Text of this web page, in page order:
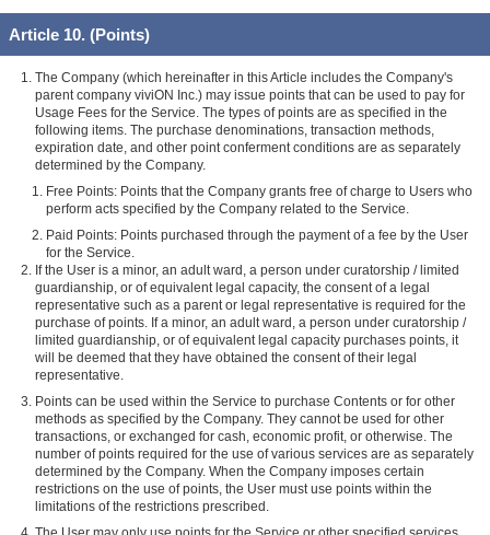
Article 10. (Points)
The Company (which hereinafter in this Article includes the Company's
parent company viviON Inc.) may issue points that can be used to pay for
Usage Fees for the Service. The types of points are as specified in the
following items. The purchase denominations, transaction methods,
expiration date, and other point conferment conditions are as separately
determined by the Company.
Free Points: Points that the Company grants free of charge to Users who
perform acts specified by the Company related to the Service.
Paid Points: Points purchased through the payment of a fee by the User
for the Service.
If the User is a minor, an adult ward, a person under curatorship / limited
guardianship, or of equivalent legal capacity, the consent of a legal
representative such as a parent or legal representative is required for the
purchase of points. If a minor, an adult ward, a person under curatorship /
limited guardianship, or of equivalent legal capacity purchases points, it
will be deemed that they have obtained the consent of their legal
representative.
Points can be used within the Service to purchase Contents or for other
methods as specified by the Company. They cannot be used for other
transactions, or exchanged for cash, economic profit, or otherwise. The
number of points required for the use of various services are as separately
determined by the Company. When the Company imposes certain
restrictions on the use of points, the User must use points within the
limitations of the restrictions prescribed.